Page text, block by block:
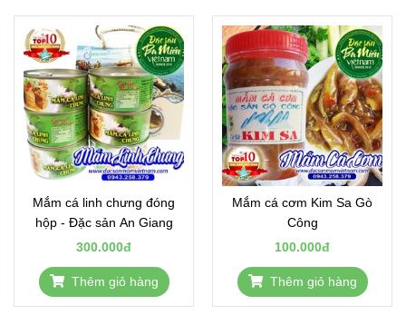
Mắm cá linh chưng đóng
hộp - Đặc sản An Giang
300.000đ
Thêm giỏ hàng
Mắm cá cơm Kim Sa Gò
Công
100.000đ
Thêm giỏ hàng